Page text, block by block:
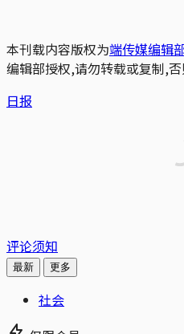
本刊载内容版权为端传媒编辑
编辑部授权,请勿转载或复制,否
日报
评论须知
最新 更多
社会